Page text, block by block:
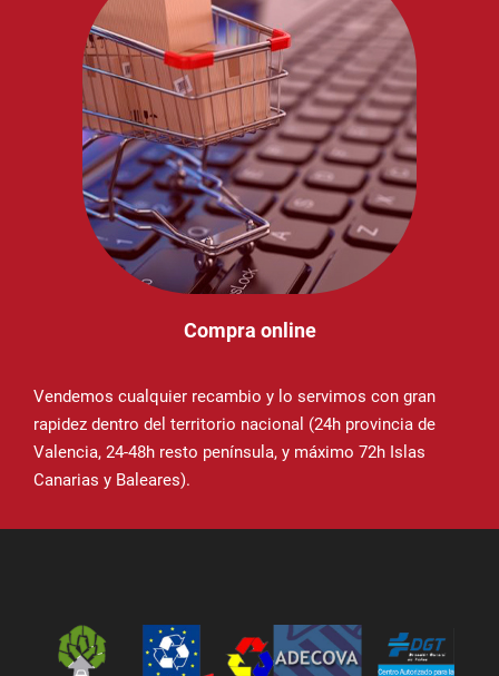
Compra online
Vendemos cualquier recambio y lo servimos con gran
rapidez dentro del territorio nacional (24h provincia de
Valencia, 24-48h resto península, y máximo 72h Islas
Canarias y Baleares).